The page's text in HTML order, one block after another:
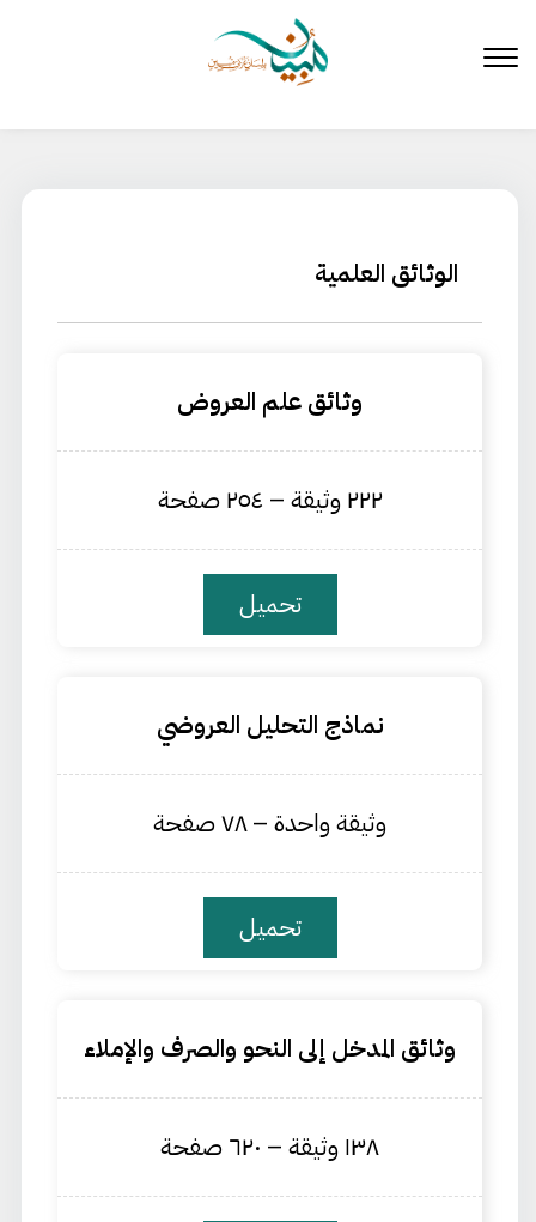
المحتوى
الوثائق العلمية
وثائق علم العروض
٢٢٢ وثيقة – ٢٥٤ صفحة
تحميل
نماذج التحليل العروضي
وثيقة واحدة – ٧٨ صفحة
تحميل
وثائق المدخل إلى النحو والصرف والإملاء
١٣٨ وثيقة – ٦٢٠ صفحة